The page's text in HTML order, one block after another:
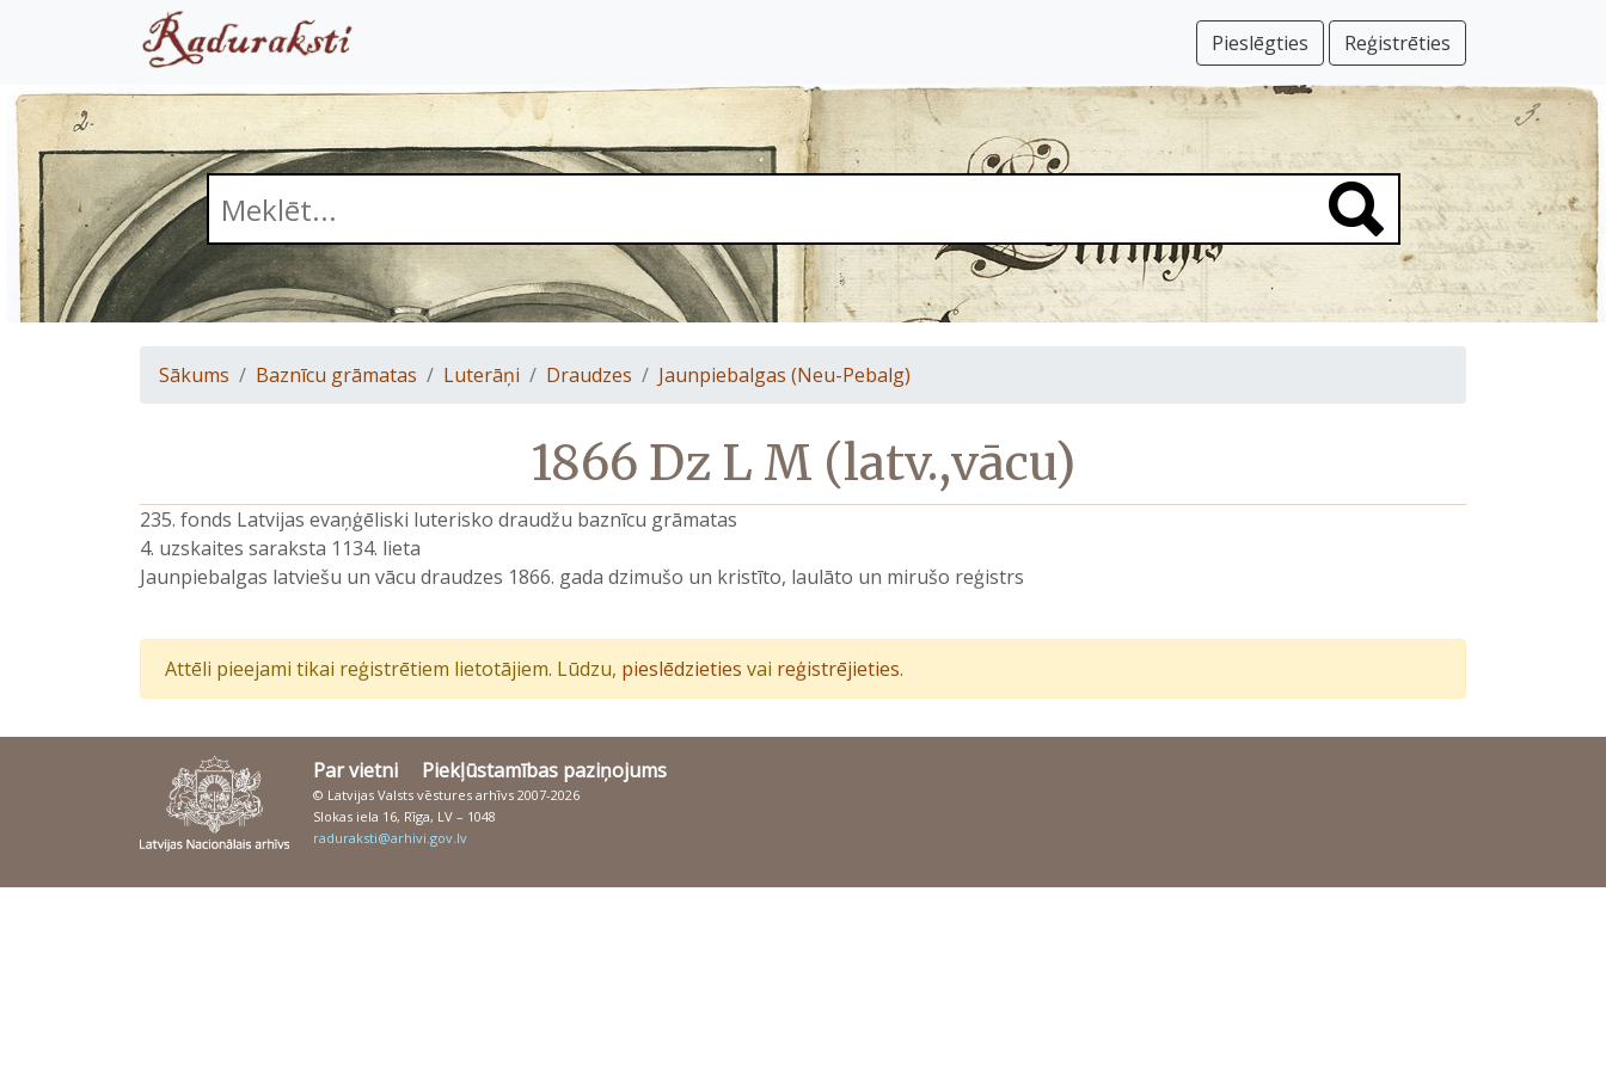
Pieslēgties Reģistrēties
Sākums Baznīcu grāmatas Luterāņi Draudzes Jaunpiebalgas (Neu-Pebalg)
1866 Dz L M (latv.,vācu)
235. fonds Latvijas evaņģēliski luterisko draudžu baznīcu grāmatas
4. uzskaites saraksta 1134. lieta
Jaunpiebalgas latviešu un vācu draudzes 1866. gada dzimušo un kristīto, laulāto un mirušo reģistrs
Attēli pieejami tikai reģistrētiem lietotājiem. Lūdzu, pieslēdzieties vai reģistrējieties.
Par vietni Piekļūstamības paziņojums
© Latvijas Valsts vēstures arhīvs 2007-2026
Slokas iela 16, Rīga, LV – 1048
raduraksti@arhivi.gov.lv